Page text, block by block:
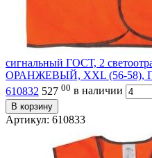
сигнальный ГОСТ, 2
ОРАНЖЕВЫЙ, XXL (56-
610832 527 00 в наличии
В корзину
Артикул: 610833